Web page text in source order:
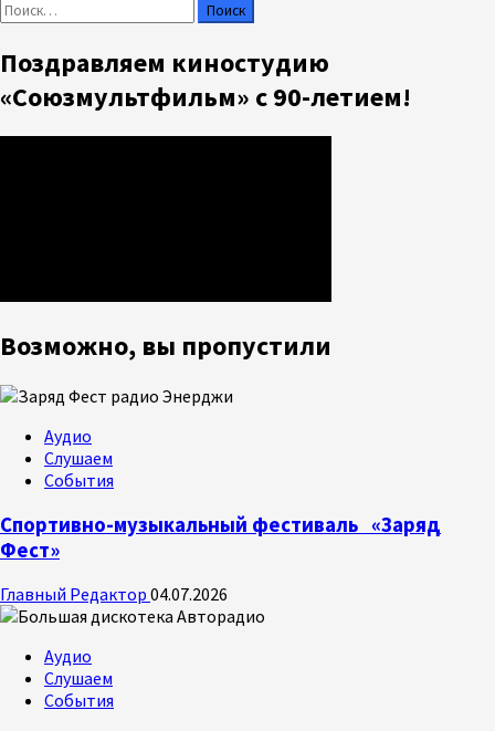
Найти:
Поздравляем киностудию
«Союзмультфильм» с 90-летием!
Возможно, вы пропустили
Аудио
Слушаем
События
Спортивно-музыкальный фестиваль «Заряд
Фест»
Главный Редактор 04.07.2026
Аудио
Слушаем
События